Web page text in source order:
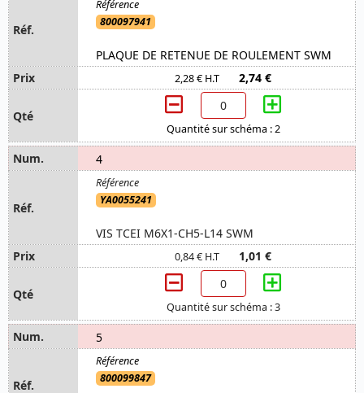
800097941
PLAQUE DE RETENUE DE ROULEMENT SWM
2,28 € H.T 2,74 €
Quantité sur schéma : 2
4
YA0055241
VIS TCEI M6X1-CH5-L14 SWM
0,84 € H.T 1,01 €
Quantité sur schéma : 3
5
800099847